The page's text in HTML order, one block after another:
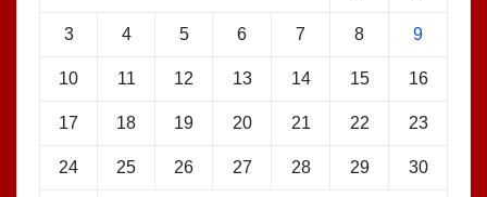
3 4 5 6 7 8 9
10 11 12 13 14 15 16
17 18 19 20 21 22 23
24 25 26 27 28 29 30